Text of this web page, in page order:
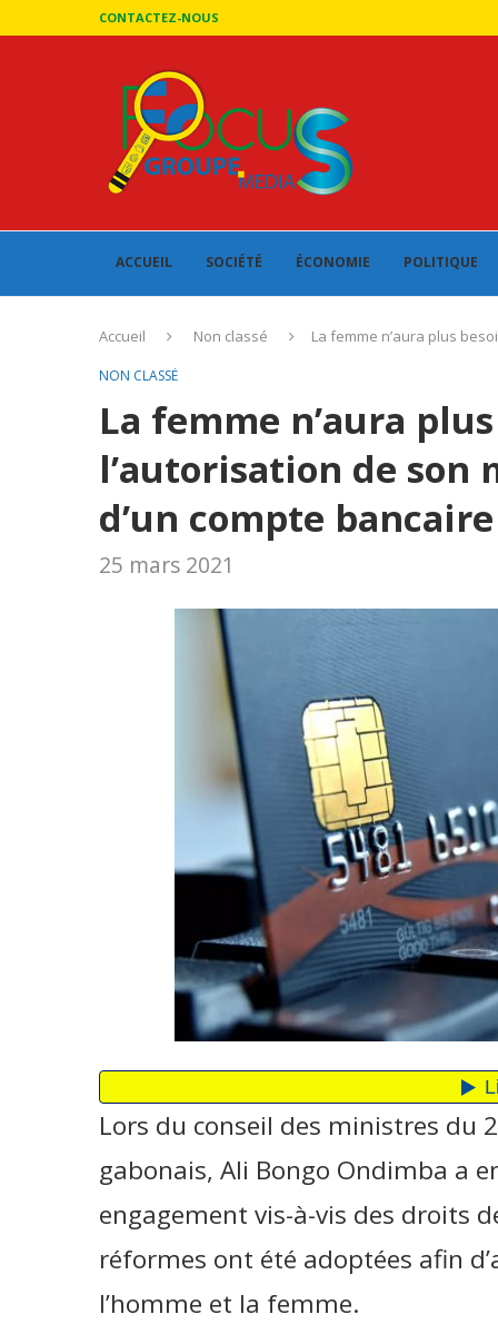
CONTACTEZ-NOUS
ACCUEIL SOCIÉTÉ ÉCONOMIE POLITIQUE
Accueil Non classé La femme n’aura plus
NON CLASSÉ
La femme n’aura
l’autorisation de son
d’un compte bancaire
25 mars 2021
Lors du conseil des ministres du
gabonais, Ali Bongo Ondimba a
engagement vis-à-vis des droits
réformes ont été adoptées afin
l’homme et la femme.